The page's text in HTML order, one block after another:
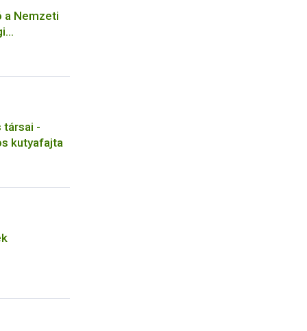
a Nemzeti
társai -
kutyafajta